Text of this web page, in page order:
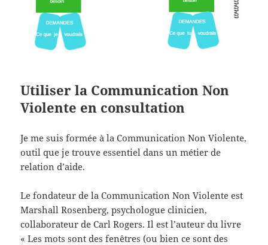
Utiliser la Communication Non
Violente en consultation
Je me suis formée à la Communication Non Violente,
outil que je trouve essentiel dans un métier de
relation d’aide.
Le fondateur de la Communication Non Violente est
Marshall Rosenberg, psychologue clinicien,
collaborateur de Carl Rogers. Il est l’auteur du livre
« Les mots sont des fenêtres (ou bien ce sont des